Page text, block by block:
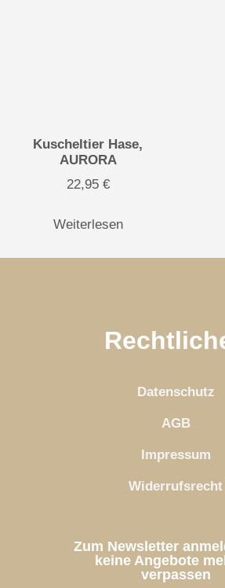
Kuscheltier Hase,
AURORA
22,95 €
Weiterlesen
Datenschutz
AGB
Impressum
Widerrufsrecht
Zum Newsletter
keine Angebote
verpassen